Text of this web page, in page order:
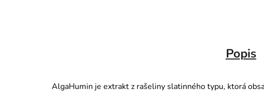
Popis
AlgaHumin je extrakt z rašeliny slatinného typu, ktorá